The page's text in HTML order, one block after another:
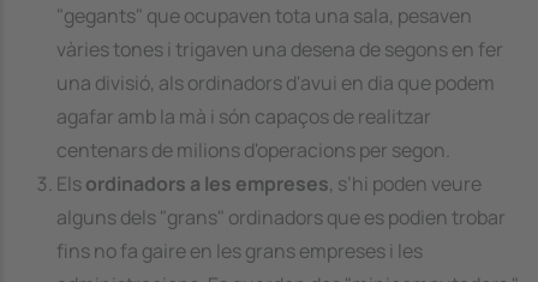
"gegants" que ocupaven tota una sala, pesaven
vàries tones i trigaven una desena de segons en fer
una divisió, als ordinadors d'avui en dia que podem
agafar amb la mà i són capaços de realitzar
centenars de milions d'operacions per segon.
Elsordinadors a les empreses, s’hi poden veure
alguns dels "grans" ordinadors que es podien trobar
fins no fa gaire en les grans empreses i les